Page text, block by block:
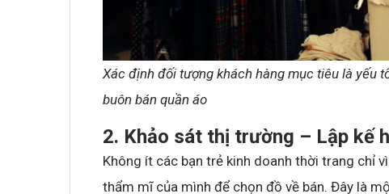
Xác định đối tượng khách hàng mục tiêu là yếu
buôn bán quần áo
2. Khảo sát thị trường – Lập kế
Không ít các bạn trẻ kinh doanh thời trang chỉ
thẩm mĩ của mình để chọn đồ về bán. Đây là